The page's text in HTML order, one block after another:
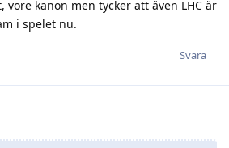
vore kanon men tycker att även LHC är
i spelet nu.
Svara